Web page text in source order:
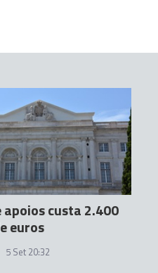
apoios custa 2.400
euros
5 Set 20:32